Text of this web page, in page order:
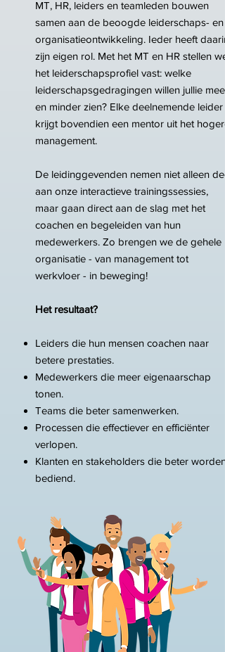
MT, HR, leiders en teamleden bouwen
samen aan de beoogde leiderschaps- en
organisatieontwikkeling. Ieder heeft daarin
zijn eigen rol. Met het MT en HR stellen we
het leiderschapsprofiel vast: welke
leiderschapsgedragingen willen jullie meer
en minder zien? Elke deelnemende leider
krijgt bovendien een mentor uit het hogere
management.
De leidinggevenden nemen niet alleen
aan onze interactieve trainingssessies,
maar gaan direct aan de slag met het
coachen en begeleiden van hun
medewerkers. Zo brengen we de gehele
organisatie - van management tot
werkvloer - in beweging!
Het resultaat?
Leiders die hun mensen coachen naar
betere prestaties.
Medewerkers die meer eigenaarschap
tonen.
Teams die beter samenwerken.
Processen die effectiever en efficiënter
verlopen.
Klanten en stakeholders die beter worden
bediend.